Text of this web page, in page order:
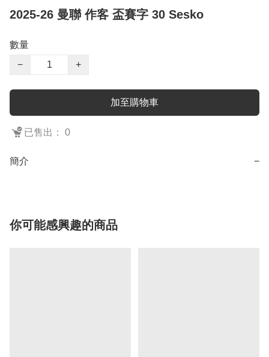
2025-26 曼聯 作客 盃賽字 30 Sesko
數量
−
+
加至購物車
已售出： 0
簡介 −
你可能感興趣的商品